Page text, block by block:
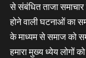
से संबंधित ताजा
होने वाली घटनाओं का
के माध्यम से समाज को
हमारा मुख्य ध्येय लोगों